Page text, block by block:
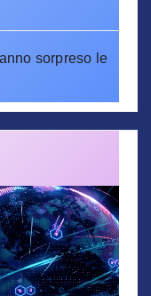
sorpreso le